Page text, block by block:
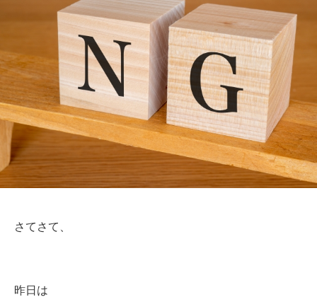
さてさて、
昨日は